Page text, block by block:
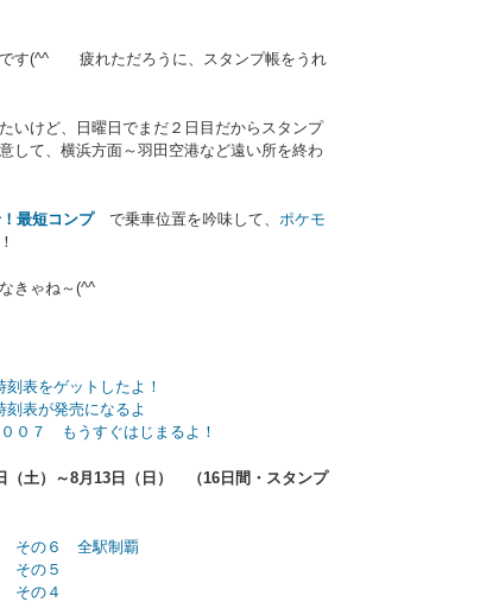
す(^^ゞ 疲れただろうに、スタンプ帳をうれ
いけど、日曜日でまだ２日目だからスタンプ
して、横浜方面～羽田空港など遠い所を終わ
最短コンプで乗車位置を吟味して、 ポケモ
きゃね～(^^ゞ
表をゲットしたよ！
表が発売になるよ
０７ もうすぐはじまるよ！
土）～8月13日（日） （16日間・スタンプ
その６ 全駅制覇
その５
その４